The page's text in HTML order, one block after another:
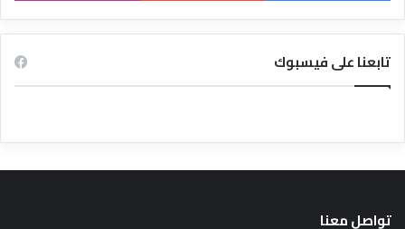
تابعنا على فيسبوك
تواصل معنا